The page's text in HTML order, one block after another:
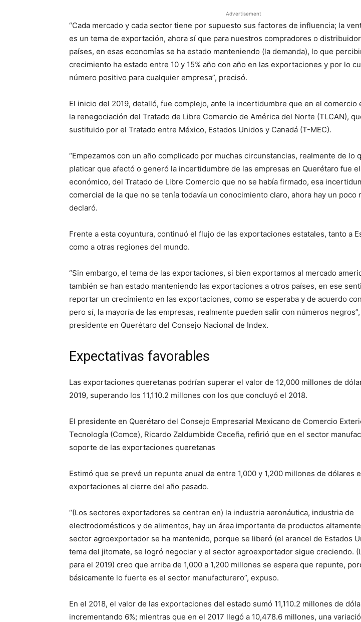
Advertisement
“Cada mercado y cada sector tiene por supuesto sus factores de influencia; la
es un tema de exportación, ahora sí que para nuestros compradores o
países, en esas economías se ha estado manteniendo (la demanda), lo que
crecimiento ha estado entre 10 y 15% año con año en las exportaciones y por lo
número positivo para cualquier empresa”, precisó.
El inicio del 2019, detalló, fue complejo, ante la incertidumbre que en el comercio
la renegociación del Tratado de Libre Comercio de América del Norte (TLCAN),
sustituido por el Tratado entre México, Estados Unidos y Canadá (T-MEC).
“Empezamos con un año complicado por muchas circunstancias, realmente de lo
platicar que afectó o generó la incertidumbre de las empresas en Querétaro fue
económico, del Tratado de Libre Comercio que no se había firmado, esa
comercial de la que no se tenía todavía un conocimiento claro, ahora hay un poco
declaró.
Frente a esta coyuntura, continuó el flujo de las exportaciones estatales, tanto a
como a otras regiones del mundo.
“Sin embargo, el tema de las exportaciones, si bien exportamos al mercado
también se han estado manteniendo las exportaciones a otros países, en ese
reportar un crecimiento en las exportaciones, como se esperaba y de acuerdo
pero sí, la mayoría de las empresas, realmente pueden salir con números
presidente en Querétaro del Consejo Nacional de Index.
Expectativas favorables
Las exportaciones queretanas podrían superar el valor de 12,000 millones de
2019, superando los 11,110.2 millones con los que concluyó el 2018.
El presidente en Querétaro del Consejo Empresarial Mexicano de Comercio
Tecnología (Comce), Ricardo Zaldumbide Ceceña, refirió que en el sector
soporte de las exportaciones queretanas
Estimó que se prevé un repunte anual de entre 1,000 y 1,200 millones de dólares
exportaciones al cierre del año pasado.
“(Los sectores exportadores se centran en) la industria aeronáutica, industria de
electrodomésticos y de alimentos, hay un área importante de productos
sector agroexportador se ha mantenido, porque se liberó (el arancel de Estados
tema del jitomate, se logró negociar y el sector agroexportador sigue creciendo.
para el 2019) creo que arriba de 1,000 a 1,200 millones se espera que repunte,
básicamente lo fuerte es el sector manufacturero”, expuso.
En el 2018, el valor de las exportaciones del estado sumó 11,110.2 millones de
incrementando 6%; mientras que en el 2017 llegó a 10,478.6 millones, una